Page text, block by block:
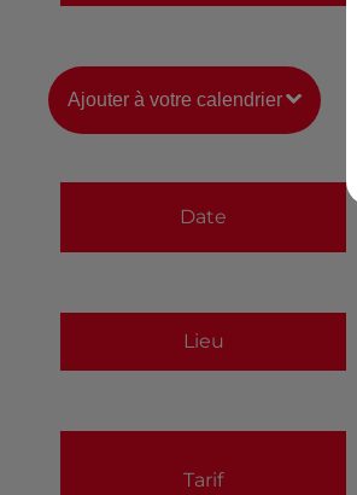
Ajouter à votre calendrier
Date
Lieu
Tarif